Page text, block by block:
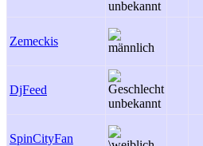
Zemeckis
DjFeed
SpinCityFan